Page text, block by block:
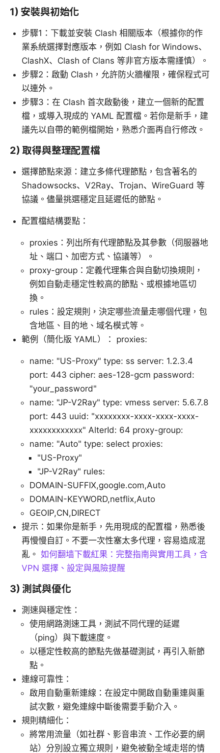
1) 安裝與初始化
步驟1：下載並安裝 Clash 相關版本（根據你的作
業系統選擇對應版本，例如 Clash for Windows、
ClashX、Clash of Clans 等非官方版本需謹慎）。
步驟2：啟動 Clash，允許防火牆權限，確保程式可
以連外。
步驟3：在 Clash 首次啟動後，建立一個新的配置
檔，或導入現成的 YAML 配置檔。若你是新手，建
議先以自帶的範例檔開始，熟悉介面再自行修改。
2) 取得與整理配置檔
選擇節點來源：建立多條代理節點，包含著名的
Shadowsocks、V2Ray、Trojan、WireGuard 等
協議。儘量挑選穩定且延遲低的節點。
配置檔結構要點：
proxies：列出所有代理節點及其參數（伺服器地
址、端口、加密方式、協議等）。
proxy-group：定義代理集合與自動切換規則，
例如自動走穩定性較高的節點、或根據地區切
換。
rules：設定規則，決定哪些流量走哪個代理，包
含地區、目的地、域名模式等。
範例（簡化版 YAML）： proxies:
name: "US-Proxy" type: ss server: 1.2.3.4
port: 443 cipher: aes-128-gcm password:
"your_password"
name: "JP-V2Ray" type: vmess server: 5.6.7.8
port: 443 uuid: "xxxxxxxx-xxxx-xxxx-xxxx-
xxxxxxxxxxxx" AlterId: 64 proxy-group:
name: "Auto" type: select proxies:
"US-Proxy"
"JP-V2Ray" rules:
DOMAIN-SUFFIX,google.com,Auto
DOMAIN-KEYWORD,netflix,Auto
GEOIP,CN,DIRECT
提示：如果你是新手，先用現成的配置檔，熟悉後
再慢慢自訂。不要一次性塞太多代理，容易造成混
亂。 如何翻墙下載紅果：完整指南與實用工具，含
VPN 選擇、設定與風險提醒
3) 測試與優化
測速與穩定性：
使用網路測速工具，測試不同代理的延遲
（ping）與下載速度。
以穩定性較高的節點先做基礎測試，再引入新節
點。
連線可靠性：
啟用自動重新連線：在設定中開啟自動重連與重
試次數，避免連線中斷後需要手動介入。
規則精細化：
將常用流量（如社群、影音串流、工作必要的網
站）分別設立獨立規則，避免被動全域走塔的情